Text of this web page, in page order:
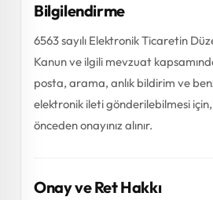
Bilgilendirme
6563 sayılı Elektronik Ticaretin
Kanun ve ilgili mevzuat
posta, arama, anlık bildirim ve
elektronik ileti gönderilebilmesi
önceden onayınız alınır.
Onay ve Ret Hakkı